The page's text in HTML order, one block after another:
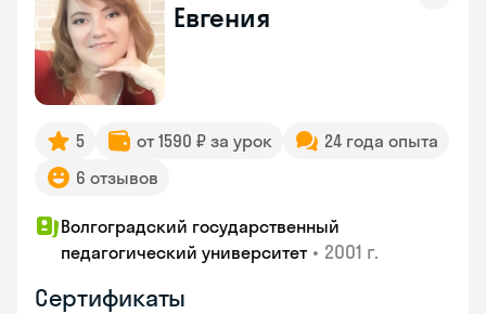
Евгения
5 от 1590 ₽ за урок
24 года опыта
6 отзывов
Волгоградский государственный
педагогический университет • 2001 г.
Сертификаты